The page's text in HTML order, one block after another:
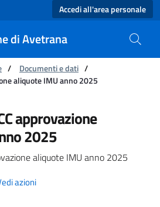
Accedi all'area personale
di Avetrana
/ Documenti e dati /
aliquote IMU anno 2025
approvazione aliquote
approvazione
2025
aliquote IMU anno 2025
azioni